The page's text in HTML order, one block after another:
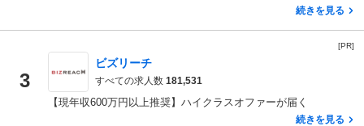
続きを見る
[PR]
3
ビズリーチ
すべての求人数 181,531
【現年収600万円以上推奨】ハイクラスオファーが届く
続きを見る